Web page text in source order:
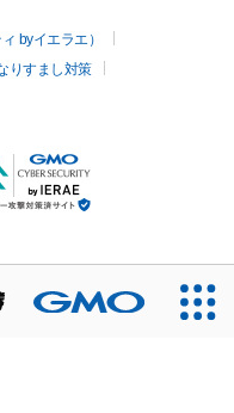
byイエラエ）
りすまし対策